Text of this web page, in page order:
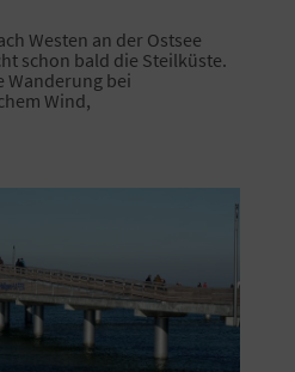
Westen an der Ostsee
schon bald die Steilküste.
Wanderung bei
Wind,